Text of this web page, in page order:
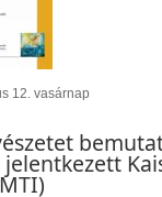
12. vasárnap